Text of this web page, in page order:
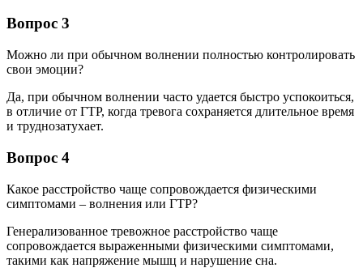
Вопрос 3
Можно ли при обычном волнении полностью контролировать
свои эмоции?
Да, при обычном волнении часто удается быстро успокоиться,
в отличие от ГТР, когда тревога сохраняется длительное время
и труднозатухает.
Вопрос 4
Какое расстройство чаще сопровождается физическими
симптомами – волнения или ГТР?
Генерализованное тревожное расстройство чаще
сопровождается выраженными физическими симптомами,
такими как напряжение мышц и нарушение сна.